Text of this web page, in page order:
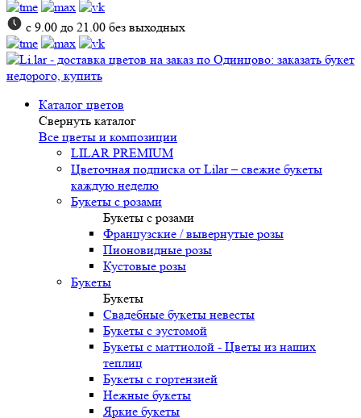
с 9.00 до 21.00 без выходных
Каталог цветов
Свернуть каталог
Все цветы и композиции
LILAR PREMIUM
Цветочная подписка от Lilar – свежие букеты
каждую неделю
Букеты с розами
Букеты с розами
Французские / вывернутые розы
Пионовидные розы
Кустовые розы
Букеты
Букеты
Свадебные букеты невесты
Букеты с эустомой
Букеты с маттиолой - Цветы из наших
теплиц
Букеты с гортензией
Нежные букеты
Яркие букеты